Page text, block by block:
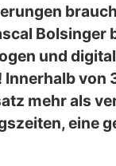
Bolsinger
und
von
mehr als
eine